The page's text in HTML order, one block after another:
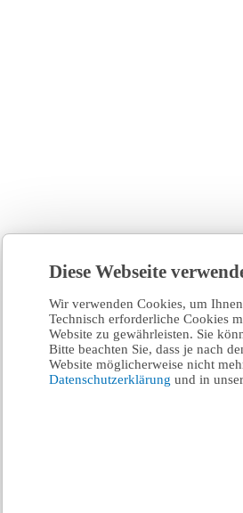
Diese Webseite
Wir verwenden Cookies, um
Technisch erforderliche Cookies
Website zu gewährleisten. Sie
Bitte beachten Sie, dass je nach
Website möglicherweise nicht
Datenschutzerklärung und in